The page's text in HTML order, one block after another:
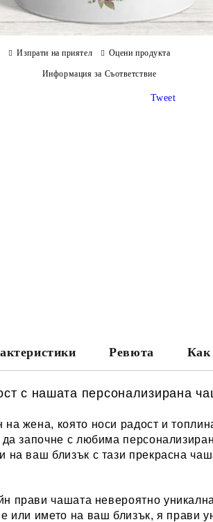
Изпрати на приятел Оцени продукта
Информация за Съответствие
Tweet
Ревюта Как
с нашата персонализирана
жена, която носи радост и
започне с любима
на ваш близък с тази прекрасна
прави чашата невероятно
или името на ваш близък, я прави